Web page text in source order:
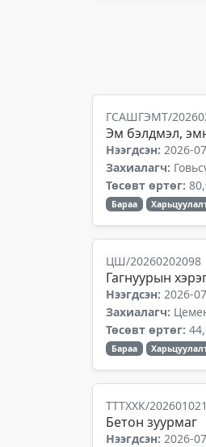
ГСАШГЭМТ/
Эм бэлдмэл,
Нээгдсэн: 2026-
Захиалагч:
Төсөвт өртөг:
Бараа
ЦШ/20260202098
Гагнуурын
Нээгдсэн: 2026-
Захиалагч:
Төсөвт өртөг:
Бараа
ТТТХХК/
Бетон зуурмаг
Нээгдсэн: 2026-